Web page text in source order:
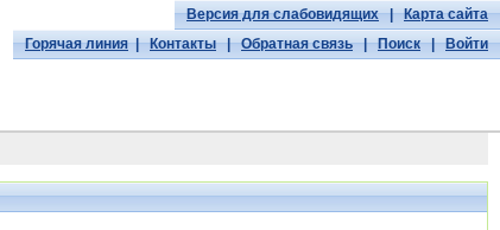
Версия для слабовидящих|Карта сайта
Горячая линия|Контакты|Обратная связь|Поиск|Войти